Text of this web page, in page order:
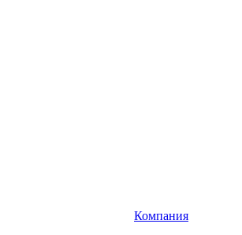
Компания